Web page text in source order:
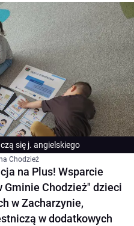
się j. angielskiego
Chodzież
na Plus! Wsparcie
Gminie Chodzież" dzieci
w Zacharzynie,
w dodatkowych